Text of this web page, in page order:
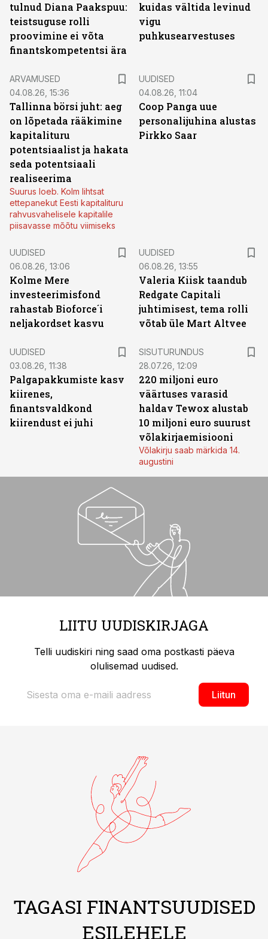
tulnud Diana Paakspuu:
teistsuguse rolli
proovimine ei võta
finantskompetentsi ära
kuidas vältida levinud
vigu
puhkusearvestuses
ARVAMUSED
04.08.26, 15:36
Tallinna börsi juht: aeg
on lõpetada rääkimine
kapitalituru
potentsiaalist ja hakata
seda potentsiaali
realiseerima
Suurus loeb. Kolm lihtsat
ettepanekut Eesti kapitalituru
rahvusvahelisele kapitalile
piisavasse mõõtu viimiseks
UUDISED
04.08.26, 11:04
Coop Panga uue
personalijuhina alustas
Pirkko Saar
UUDISED
06.08.26, 13:06
Kolme Mere
investeerimisfond
rahastab Bioforce´i
neljakordset kasvu
UUDISED
06.08.26, 13:55
Valeria Kiisk taandub
Redgate Capitali
juhtimisest, tema rolli
võtab üle Mart Altvee
UUDISED
03.08.26, 11:38
Palgapakkumiste kasv
kiirenes,
finantsvaldkond
kiirendust ei juhi
SISUTURUNDUS
28.07.26, 12:09
220 miljoni euro
väärtuses varasid
haldav Tewox alustab
10 miljoni euro suurust
võlakirjaemisiooni
Võlakirju saab märkida 14.
augustini
LIITU UUDISKIRJAGA
Telli uudiskiri ning saad oma postkasti päeva
olulisemad uudised.
Liitun
TAGASI FINANTSUUDISED
ESILEHELE